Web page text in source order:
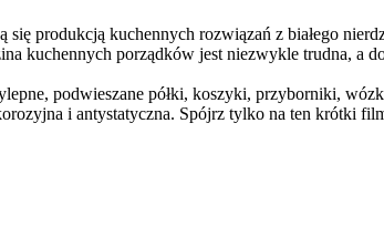
produkcją kuchennych rozwiązań z białego
kuchennych porządków jest niezwykle trudna, a
podwieszane półki, koszyki, przyborniki,
i antystatyczna. Spójrz tylko na ten krótki